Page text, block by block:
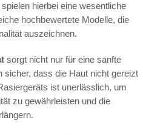
hierbei eine wesentliche
hochbewertete Modelle, die
auszeichnen.
sorgt nicht nur für eine sanfte
sicher, dass die Haut nicht gereizt
ist unerlässlich, um
zu gewährleisten und die